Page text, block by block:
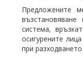
Предложените
възстановяване
система,
осигурените
при